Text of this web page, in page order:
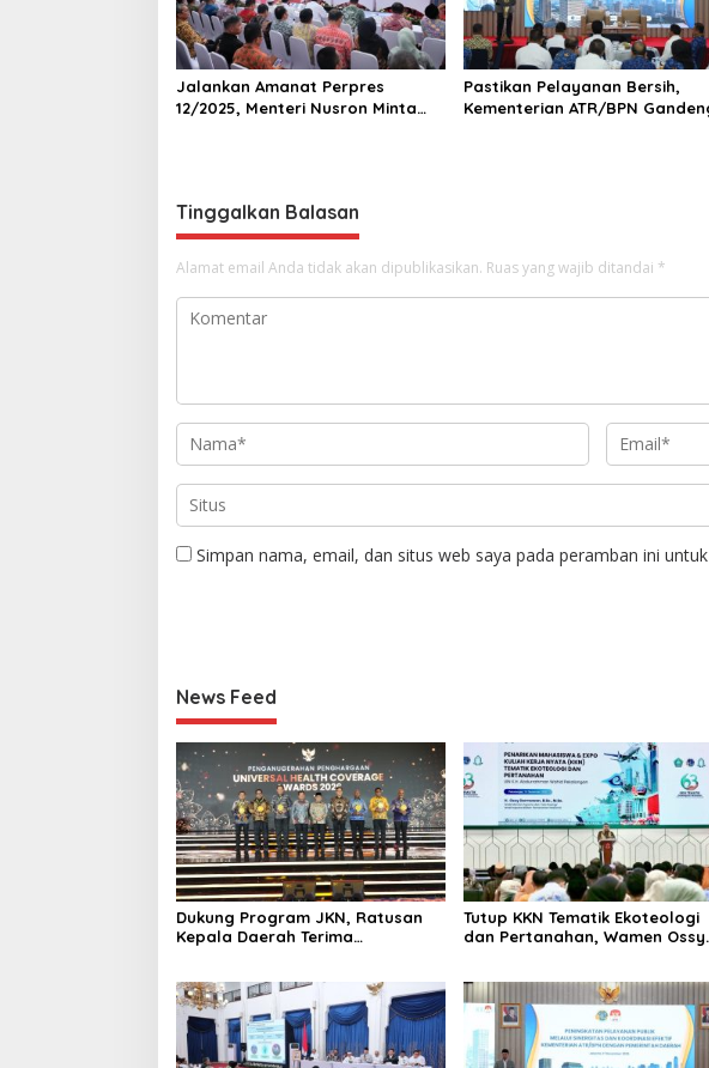
Jalankan Amanat Perpres
12/2025, Menteri Nusron Minta
Pastikan Pelayanan Bersih,
Kementerian ATR/BPN
Tinggalkan Balasan
Alamat email Anda tidak akan dipublikasikan. Ruas yang wajib ditandai *
Simpan nama, email, dan situs web saya pada peramban ini
News Feed
Dukung Program JKN, Ratusan
Kepala Daerah Terima
Tutup KKN Tematik Ekoteologi
dan Pertanahan, Wamen Ossy
Wakaf